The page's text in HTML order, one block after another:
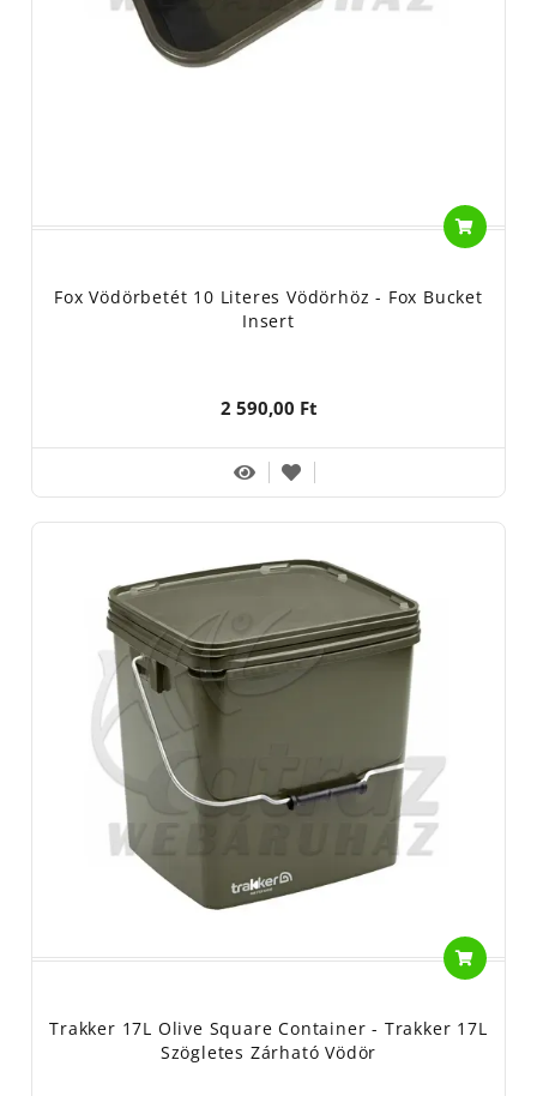
Fox Vödörbetét 10 Literes Vödörhöz - Fox Bucket
Insert
2 590,00 Ft
Trakker 17L Olive Square Container - Trakker 17L
Szögletes Zárható Vödör